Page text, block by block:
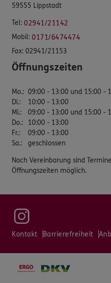
59555 Lippstadt
Tel: 02941/21142
Mobil: 0171/6474474
Fax: 02941/21153
Öffnungszeiten
Mo.: 09:00 - 13:00 und 15:00 -
Di.:
10:00 - 13:00
Mi.:
09:00 - 13:00 und 15:00 -
Do.:
10:00 - 13:00
Fr.:
09:00 - 13:00
Sa.: geschlossen
Nach Vereinbarung sind
Öffnungszeiten möglich.
Kontakt Barrierefreiheit